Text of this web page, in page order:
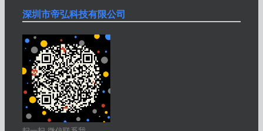
深圳市帝弘科技有限公司